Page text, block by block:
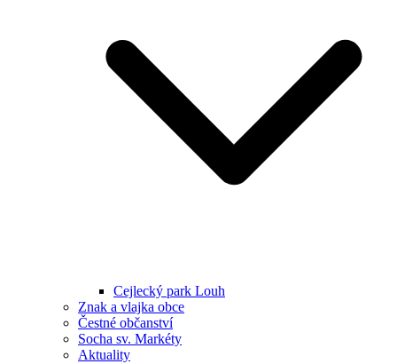
Cejlecký park Louh
Znak a vlajka obce
Čestné občanství
Socha sv. Markéty
Aktuality